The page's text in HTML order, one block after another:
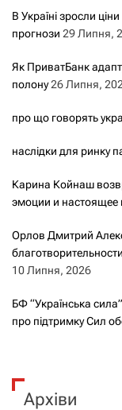
В Україні зросли
прогнози 29 Липня,
Як ПриватБанк
полону26 Липня,
про що говорять
наслідки для ринку
Карина Койнаш
эмоции и настоящее
Орлов Дмитрий
10 Липня, 2026
БФ “Українська
про підтримку Сил
Архіви